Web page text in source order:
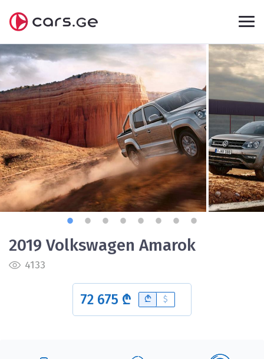
2019 Volkswagen Amarok
4133
72 675 ₾ B $